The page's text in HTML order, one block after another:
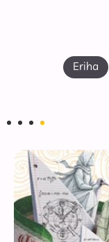
Eriha